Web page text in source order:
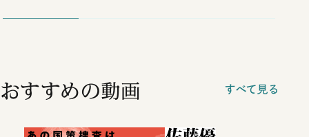
おすすめの動画 すべて見る